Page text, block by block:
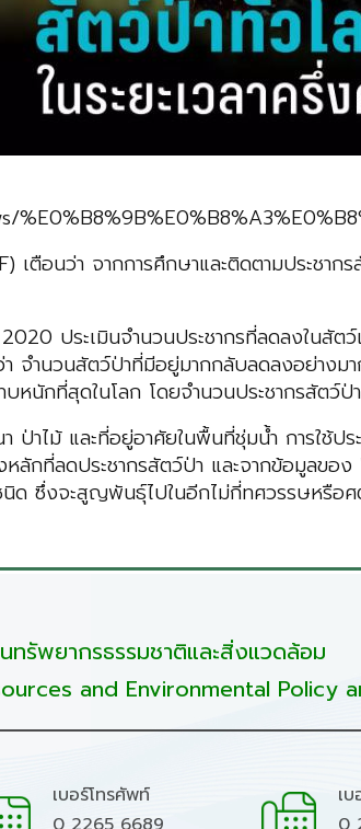
เตือนว่า จากการศึกษาและติดตามประชา
ประเมินจำนวนประชากรที่ลดลงในสั
จำนวนสัตว์ป่าที่มีอยู่มากกลับลดลงอย่างม
หนักที่สุดในโลก โดยจำนวนประชากรสัตว์
าไม้ และที่อยู่อาศัยในพื้นที่ชุ่มน้ำ การใช้ป
ลักที่ลดประชากรสัตว์ป่า และจากข้อมูลข
ซึ่งจะสูญพันธุ์ไปในอีกไม่กี่ทศวรรษหรือศ
ทรัพยากรธรรมชาติและสิ่งแวดล้อม
and Environmental Policy
เบอร์โทรศัพท์
เ